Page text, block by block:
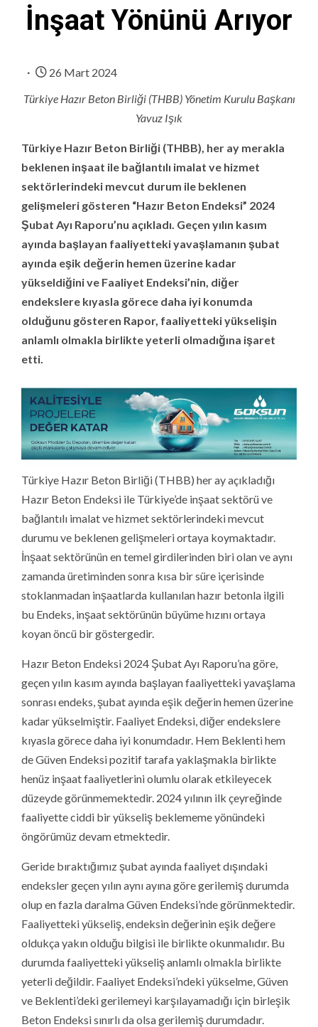
İnşaat Yönünü Arıyor
26 Mart 2024
Türkiye Hazır Beton Birliği (THBB) Yönetim Kurulu Başkanı
Yavuz Işık
Türkiye Hazır Beton Birliği (THBB), her ay merakla
beklenen inşaat ile bağlantılı imalat ve hizmet
sektörlerindeki mevcut durum ile beklenen
gelişmeleri gösteren “Hazır Beton Endeksi” 2024
Şubat Ayı Raporu’nu açıkladı. Geçen yılın kasım
ayında başlayan faaliyetteki yavaşlamanın şubat
ayında eşik değerin hemen üzerine kadar
yükseldiğini ve Faaliyet Endeksi’nin, diğer
endekslere kıyasla görece daha iyi konumda
olduğunu gösteren Rapor, faaliyetteki yükselişin
anlamlı olmakla birlikte yeterli olmadığına işaret
etti.
Türkiye Hazır Beton Birliği (THBB) her ay açıkladığı
Hazır Beton Endeksi ile Türkiye’de inşaat sektörü ve
bağlantılı imalat ve hizmet sektörlerindeki mevcut
durumu ve beklenen gelişmeleri ortaya koymaktadır.
İnşaat sektörünün en temel girdilerinden biri olan ve aynı
zamanda üretiminden sonra kısa bir süre içerisinde
stoklanmadan inşaatlarda kullanılan hazır betonla ilgili
bu Endeks, inşaat sektörünün büyüme hızını ortaya
koyan öncü bir göstergedir.
Hazır Beton Endeksi 2024 Şubat Ayı Raporu’na göre,
geçen yılın kasım ayında başlayan faaliyetteki yavaşlama
sonrası endeks, şubat ayında eşik değerin hemen üzerine
kadar yükselmiştir. Faaliyet Endeksi, diğer endekslere
kıyasla görece daha iyi konumdadır. Hem Beklenti hem
de Güven Endeksi pozitif tarafa yaklaşmakla birlikte
henüz inşaat faaliyetlerini olumlu olarak etkileyecek
düzeyde görünmemektedir. 2024 yılının ilk çeyreğinde
faaliyette ciddi bir yükseliş beklememe yönündeki
öngörümüz devam etmektedir.
Geride bıraktığımız şubat ayında faaliyet dışındaki
endeksler geçen yılın aynı ayına göre gerilemiş durumda
olup en fazla daralma Güven Endeksi’nde görünmektedir.
Faaliyetteki yükseliş, endeksin değerinin eşik değere
oldukça yakın olduğu bilgisi ile birlikte okunmalıdır. Bu
durumda faaliyetteki yükseliş anlamlı olmakla birlikte
yeterli değildir. Faaliyet Endeksi’ndeki yükselme, Güven
ve Beklenti’deki gerilemeyi karşılayamadığı için birleşik
Beton Endeksi sınırlı da olsa gerilemiş durumdadır.